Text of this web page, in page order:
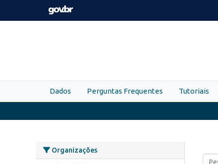
Skip to main content
Dados Perguntas Frequentes Tutoriais
Organizações